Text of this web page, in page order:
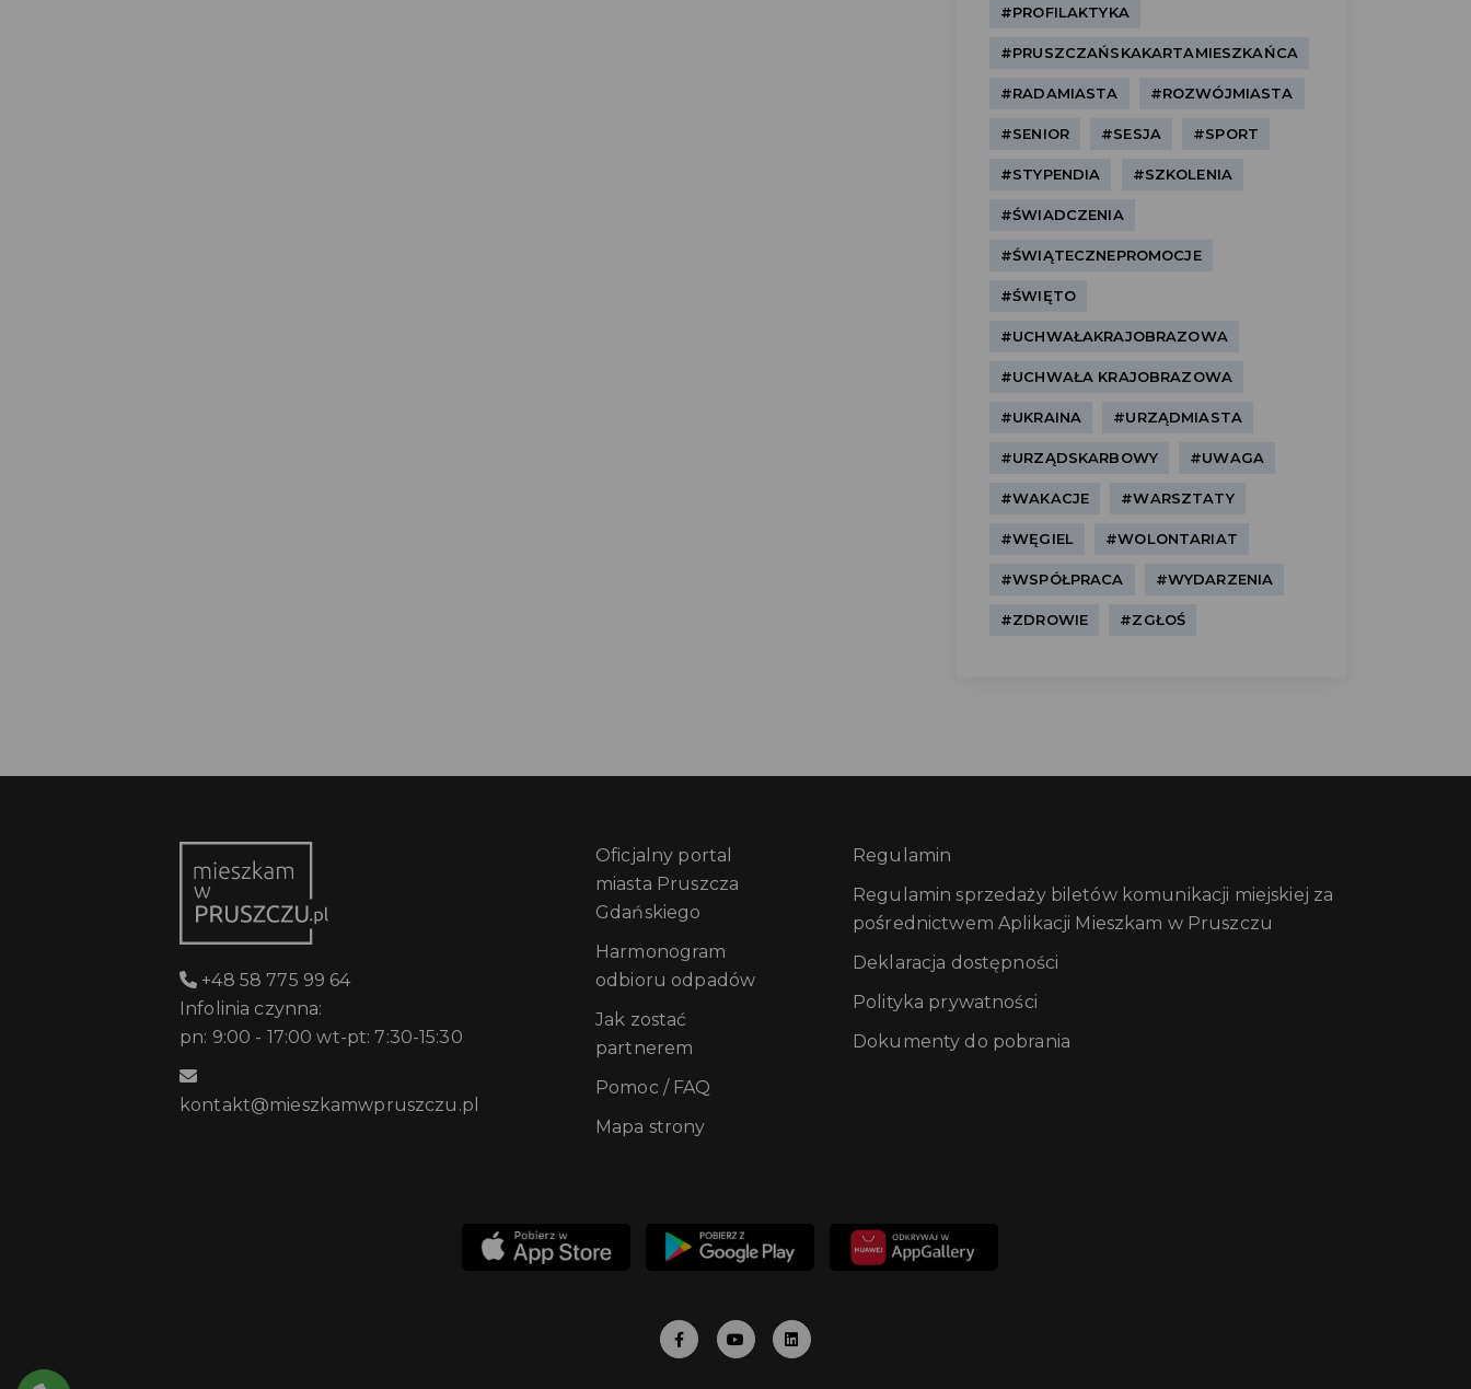
#PROFILAKTYKA
#PRUSZCZAŃSKAKARTAMIESZKAŃCA
#RADAMIASTA #ROZWÓJMIASTA
#SENIOR #SESJA #SPORT
#STYPENDIA #SZKOLENIA
#ŚWIADCZENIA
#ŚWIĄTECZNEPROMOCJE
#ŚWIĘTO
#UCHWAŁAKRAJOBRAZOWA
#UCHWAŁA KRAJOBRAZOWA
#UKRAINA #URZĄDMIASTA
#URZĄDSKARBOWY #UWAGA
#WAKACJE #WARSZTATY
#WĘGIEL #WOLONTARIAT
#WSPÓŁPRACA #WYDARZENIA
#ZDROWIE #ZGŁOŚ
+48 58 775 99 64
Infolinia czynna:
pn: 9:00 - 17:00 wt-pt: 7:30-15:30
kontakt@mieszkamwpruszczu.pl
Oficjalny portal
miasta Pruszcza
Gdańskiego
Harmonogram
odbioru odpadów
Jak zostać
partnerem
Pomoc / FAQ
Mapa strony
Regulamin
Regulamin sprzedaży biletów komunikacji miejskiej za
pośrednictwem Aplikacji Mieszkam w Pruszczu
Deklaracja dostępności
Polityka prywatności
Dokumenty do pobrania